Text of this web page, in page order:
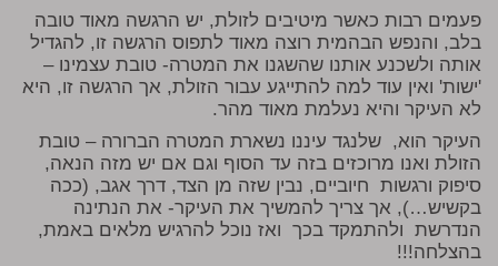
פעמים רבות כאשר מיטיבים לזולת, יש הרגשה מאוד טובה
בלב, והנפש הבהמית רוצה מאוד לתפוס הרגשה זו, להגדיל
אותה ולשכנע אותנו שהשגנו את המטרה- טובת עצמינו –
'ישות' ואין עוד למה להתייגע עבור הזולת, אך הרגשה זו, היא
לא העיקר והיא נעלמת מאוד מהר.
העיקר הוא, שלנגד עיננו נשארת המטרה הברורה – טובת
הזולת ואנו מרוכזים בזה עד הסוף וגם אם יש מזה הנאה,
סיפוק ורגשות חיוביים, נבין שזה מן הצד, דרך אגב, (ככה
בקשיש…), אך צריך להמשיך את העיקר- את הנתינה
הנדרשת ולהתמקד בכך ואז נוכל להרגיש מלאים באמת,
בהצלחה!!!